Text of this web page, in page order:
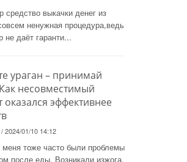
средство выкачки денег из
ненужная процедура,ведь
не даёт гаранти...
ураган – принимай
несовместимый
оказался эффективнее
/ 2024/01/10 14:12
тоже часто были проблемы
после еды. Возникали изжога,